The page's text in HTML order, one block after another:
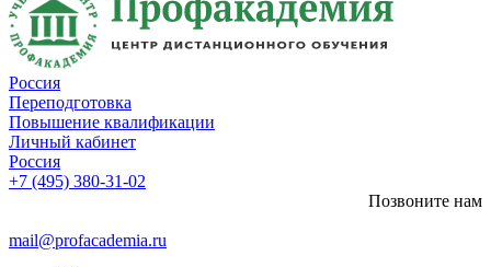
Россия
Переподготовка
Повышение квалификации
Личный кабинет
Россия
+7 (495) 380-31-02
Позвоните нам
mail@profacademia.ru